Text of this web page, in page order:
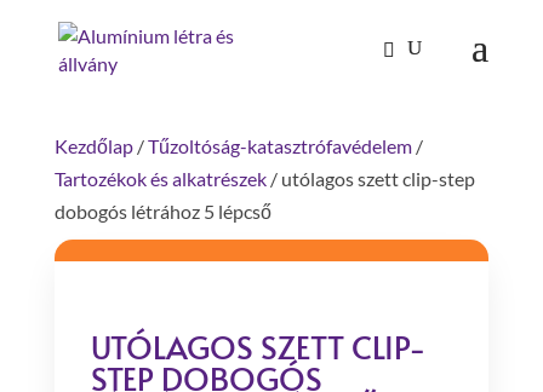
Kezdőlap/Tűzoltóság-katasztrófavédelem/
Tartozékok és alkatrészek/ utólagos szett clip-step
dobogós létrához 5 lépcső
UTÓLAGOS SZETT CLIP-
STEP DOBOGÓS